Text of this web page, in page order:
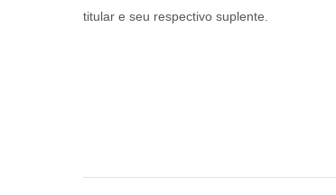
titular e seu respectivo suplente.